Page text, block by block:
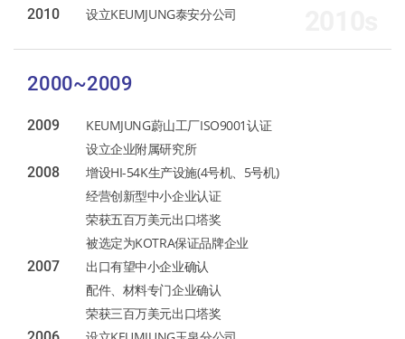
2010
设立KEUMJUNG泰安分公司
2000~2009
2009
KEUMJUNG蔚山工厂ISO9001认证
设立企业附属研究所
2008
增设HI-54K生产设施(4号机、5号机)
经营创新型中小企业认证
荣获五百万美元出口塔奖
被选定为KOTRA保证品牌企业
2007
出口有望中小企业确认
配件、材料专门企业确认
荣获三百万美元出口塔奖